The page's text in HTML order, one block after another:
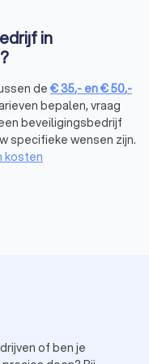
van het
IJssel mee te
bieden niet altijd
Trustoo vraag je snel
beveiligingsbedrijven.
bewaking
aan den IJssel volgt
om ervoor te zorgen
op jouw situatie.
van potentiële
genomen.
in
de €35,- en€50,-
bepalen, vraag
beveiligingsbedrijf
specifieke wensen zijn.
kosten
of ben je